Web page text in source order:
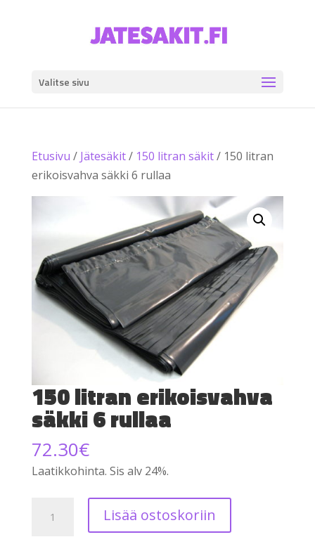
Valitse sivu
Etusivu / Jätesäkit/ 150 litran säkit/ 150 litran
erikoisvahva säkki 6 rullaa
150 litran erikoisvahva
säkki 6 rullaa
72.30€
Laatikkohinta. Sis alv 24%.
litran
Lisää ostoskoriin